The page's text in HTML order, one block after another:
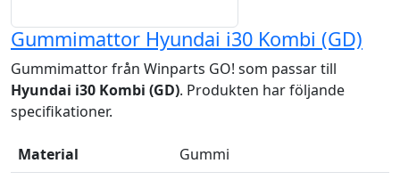
Gummimattor Hyundai i30 Kombi (GD)
Gummimattor från Winparts GO! som passar till
Hyundai i30 Kombi (GD). Produkten har följande
specifikationer.
Material
Gummi